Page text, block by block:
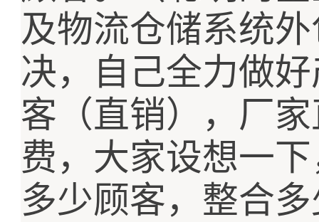
及物流仓储系统
决，自己全力做
客（直销），厂
费，大家设想一
多少顾客，整合